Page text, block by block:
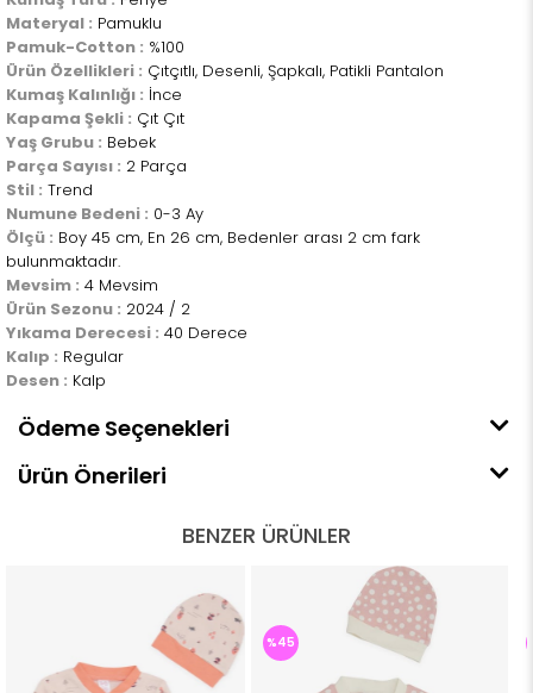
Materyal : Pamuklu
Pamuk-Cotton : %100
Ürün Özellikleri : Çıtçıtlı, Desenli, Şapkalı, Patikli Pantalon
Kumaş Kalınlığı : İnce
Kapama Şekli : Çıt Çıt
Yaş Grubu : Bebek
Parça Sayısı : 2 Parça
Stil : Trend
Numune Bedeni : 0-3 Ay
Ölçü : Boy 45 cm, En 26 cm, Bedenler arası 2 cm fark
bulunmaktadır.
Mevsim : 4 Mevsim
Ürün Sezonu : 2024 / 2
Yıkama Derecesi : 40 Derece
Kalıp : Regular
Desen : Kalp
Ödeme Seçenekleri
Ürün Önerileri
BENZER ÜRÜNLER